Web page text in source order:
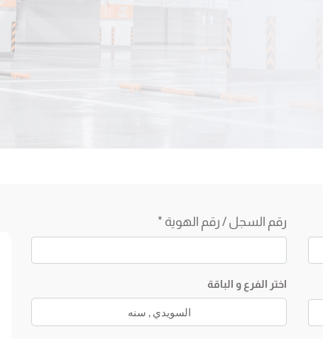
رقم السجل / رقم الهوية *
اختر الفرع و الباقة
السويدي , سنه